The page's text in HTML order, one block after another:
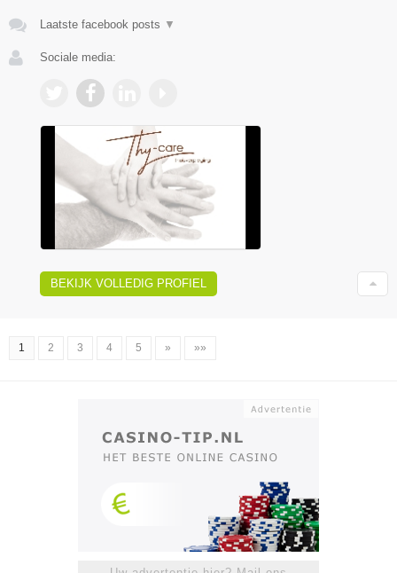
Laatste facebook posts ▼
Sociale media:
BEKIJK VOLLEDIG PROFIEL
1 2 3 4 5 » »»